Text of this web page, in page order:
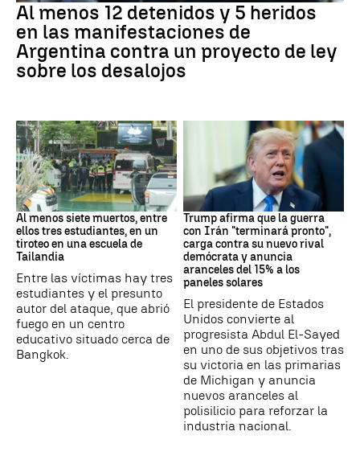
Al menos 12 detenidos y 5 heridos
en las manifestaciones de
Argentina contra un proyecto de ley
sobre los desalojos
Tailandia
Al menos siete muertos, entre
ellos tres estudiantes, en un
tiroteo en una escuela de
Tailandia
Entre las víctimas hay tres
estudiantes y el presunto
autor del ataque, que abrió
fuego en un centro
educativo situado cerca de
Bangkok.
Trump
Trump afirma que la guerra
con Irán "terminará pronto",
carga contra su nuevo rival
demócrata y anuncia
aranceles del 15% a los
paneles solares
El presidente de Estados
Unidos convierte al
progresista Abdul El-Sayed
en uno de sus objetivos tras
su victoria en las primarias
de Michigan y anuncia
nuevos aranceles al
polisilicio para reforzar la
industria nacional.